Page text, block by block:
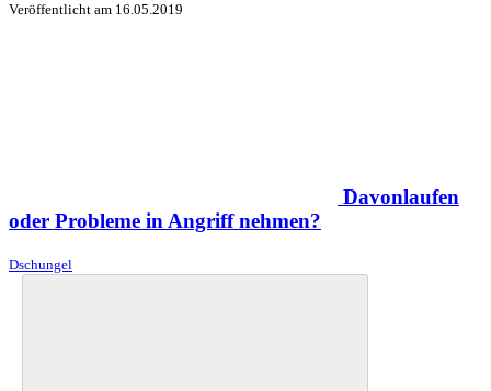
Veröffentlicht am 16.05.2019
Davonlaufen
oder Probleme in Angriff nehmen?
Dschungel